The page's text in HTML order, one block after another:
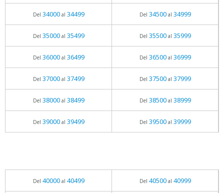
Del 34000al 34499 Del 34500al 34999
Del 35000al 35499 Del 35500al 35999
Del 36000al 36499 Del 36500al 36999
Del 37000al 37499 Del 37500al 37999
Del 38000al 38499 Del 38500al 38999
Del 39000al 39499 Del 39500al 39999
Del 40000al 40499 Del 40500al 40999